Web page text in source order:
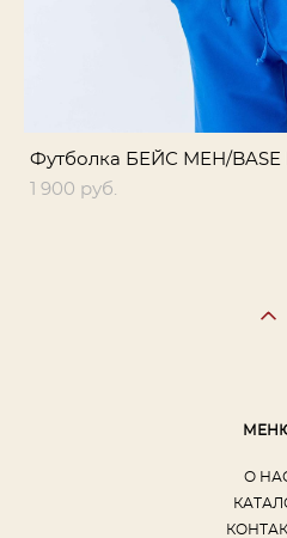
Футболка БЕЙС МЕН/BASE
1 900 pуб.
О